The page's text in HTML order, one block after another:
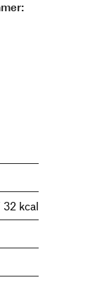
32 kcal